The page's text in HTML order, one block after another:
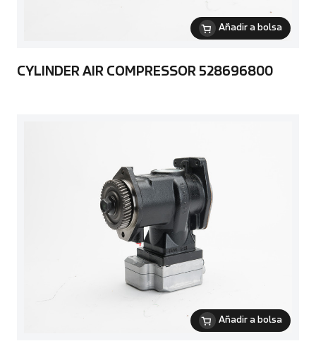
Añadir a bolsa
CYLINDER AIR COMPRESSOR 528696800
Añadir a bolsa